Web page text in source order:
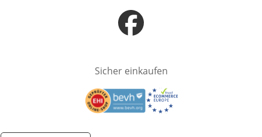
Öffnet in neuem Fenster
Sicher einkaufen
Öffnet in neuem FensterÖffnet in neuem Fenster